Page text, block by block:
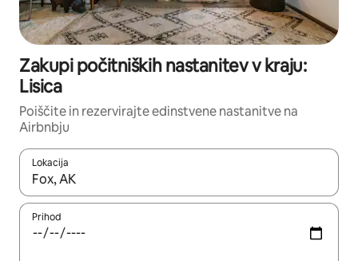
Zakupi počitniških nastanitev v kraju:
Lisica
Poiščite in rezervirajte edinstvene nastanitve na
Airbnbju
Lokacija
Ko so rezultati na voljo, krmarite s puščičnima tipkama gor in
Prihod